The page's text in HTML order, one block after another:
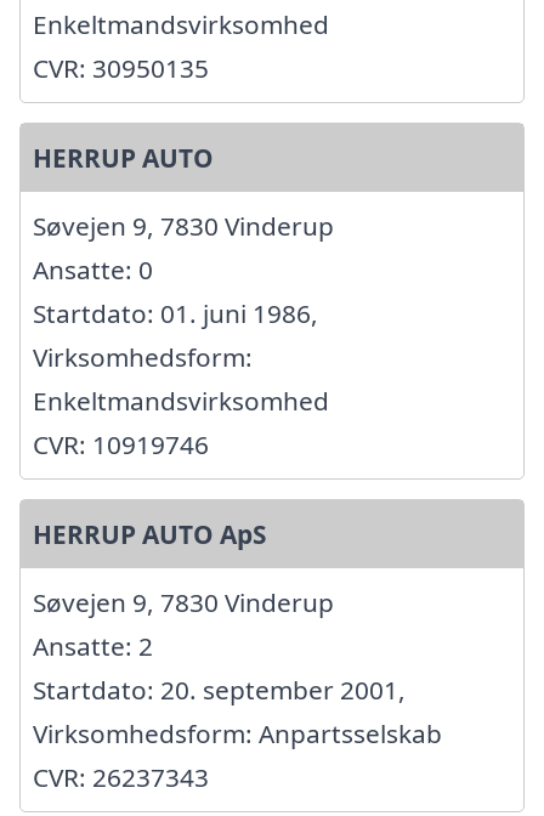
Enkeltmandsvirksomhed
CVR: 30950135
HERRUP AUTO
Søvejen 9, 7830 Vinderup
Ansatte: 0
Startdato: 01. juni 1986,
Virksomhedsform:
Enkeltmandsvirksomhed
CVR: 10919746
HERRUP AUTO ApS
Søvejen 9, 7830 Vinderup
Ansatte: 2
Startdato: 20. september 2001,
Virksomhedsform: Anpartsselskab
CVR: 26237343